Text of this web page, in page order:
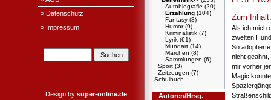
» Datenschutz
» Impressum
Design by super-online.de
Autobiografie (20)
Erzählung (104)
Fantasy (3)
Humor(9)
Kriminalistik (7)
Lyrik (61)
Mundart (14)
Märchen (8)
Sammlungen (6)
Sport (3)
Zeitzeugen (7)
Schulbuch
Autoren/Hrsg.
Zum Inhalt:
Als ich mich
zweiten
So
nicht
mir vorher
Magic